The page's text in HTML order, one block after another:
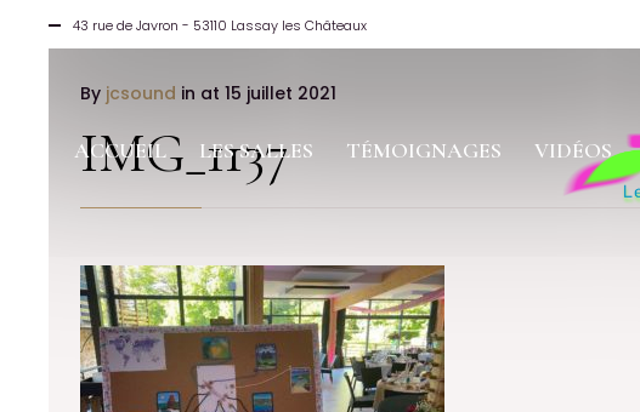
43 rue de Javron - 53110 Lassay les Châteaux
ACCUEIL LES SALLES TÉMOIGNAGES VIDÉOS
By jcsound in at 15 juillet 2021
IMG_1137